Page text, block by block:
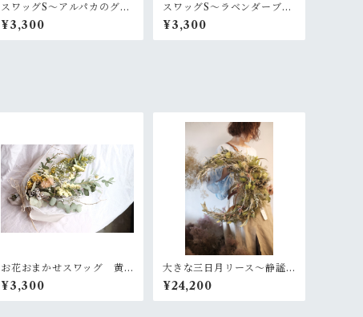
スワッグS〜アルパカのグレ
ーなセーター
¥3,300
スワッグS〜ラベンダーブル
ー
¥3,300
お花おまかせスワッグ 黄
色×グリーン系
¥3,300
大きな三日月リース〜静謐
な月
¥24,200